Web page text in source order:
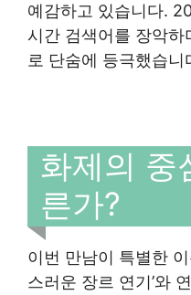
예감하고 있습니다.
시간 검색어를 장악하
로 단숨에 등극했습니
화제의 중
른가?
이번 만남이 특별한
스러운 장르 연기’와